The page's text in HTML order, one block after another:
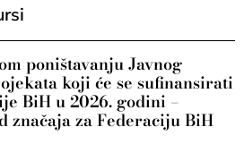
poništavanju Javnog
koji će se sufinansirati
BiH u 2026. godini –
značaja za Federaciju BiH